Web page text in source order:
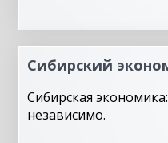
Сибирский
Сибирская
независимо.